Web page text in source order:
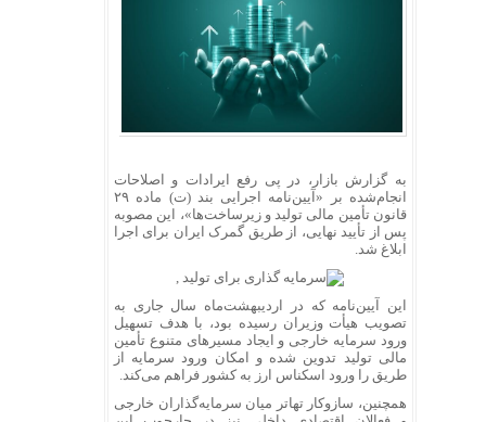
به گزارش بازار، در پی رفع ایرادات و اصلاحات
انجام‌شده بر «آیین‌نامه اجرایی بند (ت) ماده ۲۹
قانون تأمین مالی تولید و زیرساخت‌ها»، این مصوبه
پس از تأیید نهایی، از طریق گمرک ایران برای اجرا
ابلاغ شد.
این آیین‌نامه که در اردیبهشت‌ماه سال جاری به
تصویب هیأت وزیران رسیده بود، با هدف تسهیل
ورود سرمایه خارجی و ایجاد مسیرهای متنوع تأمین
مالی تولید تدوین شده و امکان ورود سرمایه از
طریق را ورود اسکناس ارز به کشور فراهم می‌کند.
همچنین، سازوکار تهاتر میان سرمایه‌گذاران خارجی